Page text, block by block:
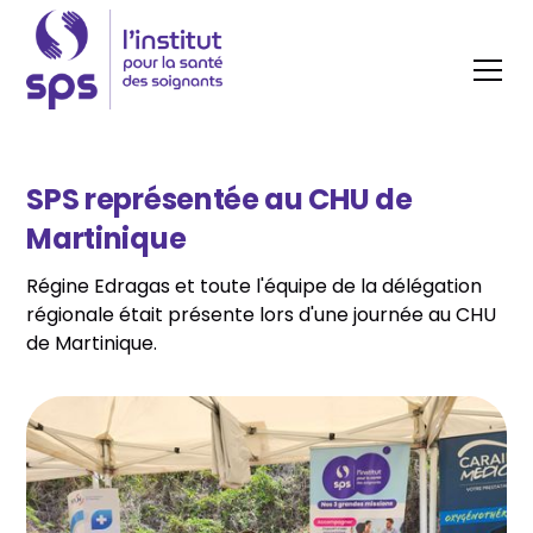
SPS représentée au CHU de
Martinique
Régine Edragas et toute l'équipe de la délégation
régionale était présente lors d'une journée au CHU
de Martinique.